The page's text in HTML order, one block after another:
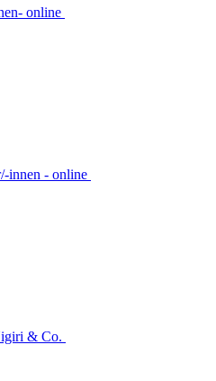
online
innen - online
& Co.